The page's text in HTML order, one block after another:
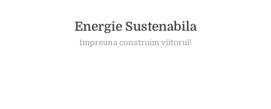
Energie Sustenabila
Impreuna construim viitorul!